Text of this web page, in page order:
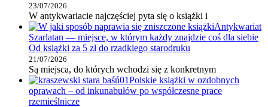
23/07/2026
W antykwariacie najczęściej pyta się o książki i
Antykwariat
Szarlatan — miejsce, w którym każdy znajdzie coś dla siebie
Od książki za 5 zł do rzadkiego starodruku
21/07/2026
Są miejsca, do których wchodzi się z konkretnym
Polskie książki w ozdobnych
oprawach – od inkunabułów po współczesne prace
rzemieślnicze